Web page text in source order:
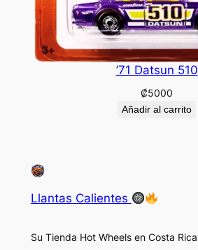
’71 Datsun 510
₡5000
Añadir al carrito
Llantas Calientes
Su Tienda Hot Wheels en Costa Rica